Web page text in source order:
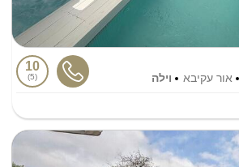
אור עקיבא וילה
10
5